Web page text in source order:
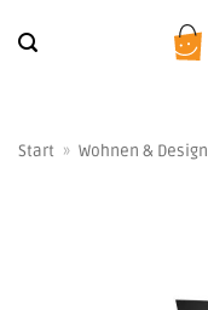
Inhalt
Start » Wohnen & Design